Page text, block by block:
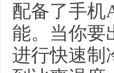
配备了手机
能。当你要
进行快速制